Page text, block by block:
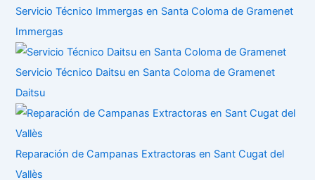
Servicio Técnico Immergas en Santa Coloma de Gramenet
Immergas
Servicio Técnico Daitsu en Santa Coloma de Gramenet
Daitsu
Reparación de Campanas Extractoras en Sant Cugat del
Vallès